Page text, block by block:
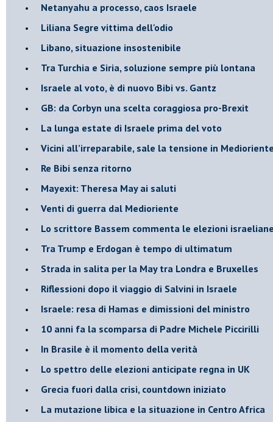
Netanyahu a processo, caos Israele
Liliana Segre vittima dell'odio
Libano, situazione insostenibile
Tra Turchia e Siria, soluzione sempre più lontana
Israele al voto, è di nuovo Bibi vs. Gantz
GB: da Corbyn una scelta coraggiosa pro-Brexit
La lunga estate di Israele prima del voto
Vicini all’irreparabile, sale la tensione in
Re Bibi senza ritorno
Mayexit: Theresa May ai saluti
Venti di guerra dal Medioriente
Lo scrittore Bassem commenta le elezioni
Tra Trump e Erdogan è tempo di ultimatum
Strada in salita per la May tra Londra e Bruxelles
Riflessioni dopo il viaggio di Salvini in Israele
Israele: resa di Hamas e dimissioni del ministro
10 anni fa la scomparsa di Padre Michele Piccirilli
In Brasile è il momento della verità
Lo spettro delle elezioni anticipate regna in UK
Grecia fuori dalla crisi, countdown iniziato
La mutazione libica e la situazione in Centro Africa